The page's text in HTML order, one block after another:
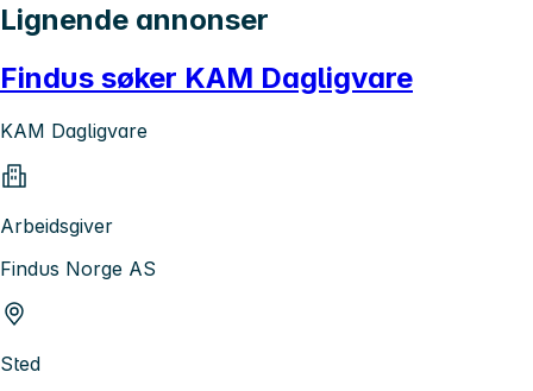
Lignende annonser
Findus søker KAM Dagligvare
KAM Dagligvare
Arbeidsgiver
Findus Norge AS
Sted